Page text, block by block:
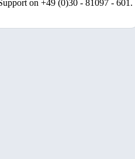
on +49 (0)30 - 81097 - 601.